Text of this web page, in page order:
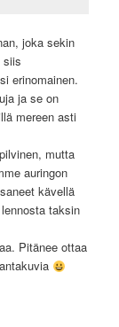
joka sekin
siis
erinomainen.
ja se on
mereen asti
mutta
auringon
kävellä
taksin
Pitänee ottaa